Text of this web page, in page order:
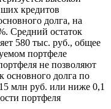
кредитов
долга, на
Средний остаток
580 тыс. руб., общее
портфеле
не позволяют
основного долга по
млн руб. или ниже 0,1
портфеля